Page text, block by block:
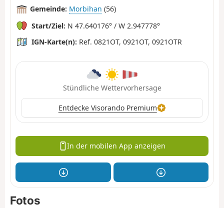
Gemeinde: Morbihan (56)
Start/Ziel: N 47.640176° / W 2.947778°
IGN-Karte(n): Ref. 0821OT, 0921OT, 0921OTR
Stündliche Wettervorhersage
Entdecke Visorando Premium
In der mobilen App anzeigen
Fotos